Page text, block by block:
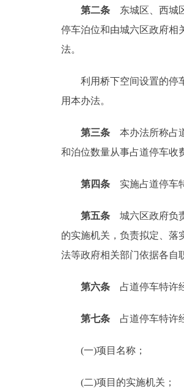
参与调查
绿色北京
DEUTSCH
第二条 东城区、西城
停车泊位和由城六区政府相
法。
利用桥下空间设置的停车
用本办法。
第三条 本办法所称占
和泊位数量从事占道停车收
第四条 实施占道停车
第五条 城六区政府负
的实施机关，负责拟定、落
法等政府相关部门依据各自
第六条 占道停车特许
第七条 占道停车特许
(一)项目名称；
(二)项目的实施机关；